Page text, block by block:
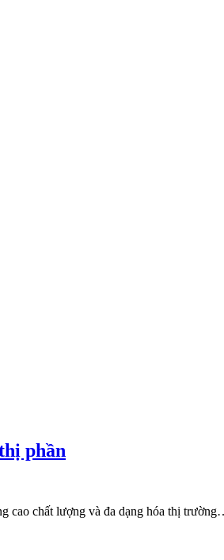
phần
cao chất lượng và đa dạng hóa thị